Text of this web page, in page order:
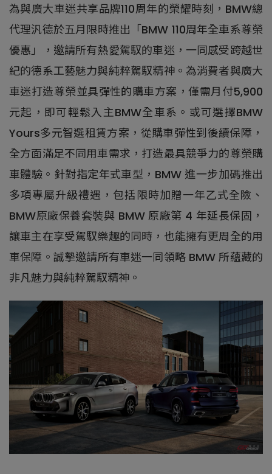
為與廣大車迷共享品牌110周年的榮耀時刻，BMW總
代理汎德於五月限時推出「BMW 110周年全車系尊榮
優惠」，邀請所有熱愛駕馭的車迷，一同感受跨越世
紀的德系工藝魅力與純粹駕馭精神。為消費者與廣大
車迷打造尊榮並具彈性的購車方案，僅需月付5,900
元起，即可輕鬆入主BMW全車系。或可選擇BMW
Yours多元智選租賃方案，從購車彈性到後續保障，
全方面滿足不同用車需求，打造最具競爭力的尊榮購
車體驗。針對指定年式車型，BMW 進一步加碼推出
多項專屬升級禮遇，包括限時加贈一年乙式全險、
BMW原廠保養套裝與 BMW 原廠第 4 年延長保固，
讓車主在享受駕馭樂趣的同時，也能擁有更周全的用
車保障。誠摯邀請所有車迷一同領略 BMW 所蘊藏的
非凡魅力與純粹駕馭精神。